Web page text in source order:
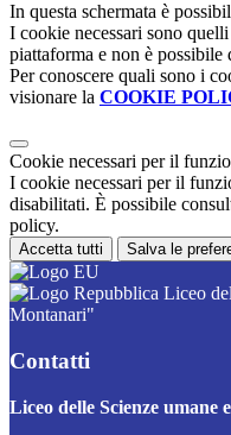
In questa schermata è
I cookie necessari sono
piattaforma e non è possibile
Per conoscere quali sono i
visionare la COOKIE
Cookie necessari per il
I cookie necessari per il
disabilitati. È possibile
policy.
Accetta tutti Salva le
Liceo
Montanari"
Contatti
Liceo delle Scienze